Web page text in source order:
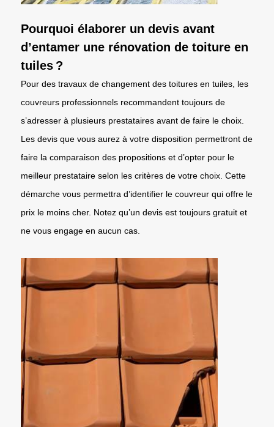
Pourquoi élaborer un devis avant
d’entamer une rénovation de toiture en
tuiles ?
Pour des travaux de changement des toitures en tuiles, les
couvreurs professionnels recommandent toujours de
s’adresser à plusieurs prestataires avant de faire le choix.
Les devis que vous aurez à votre disposition permettront de
faire la comparaison des propositions et d’opter pour le
meilleur prestataire selon les critères de votre choix. Cette
démarche vous permettra d’identifier le couvreur qui offre le
prix le moins cher. Notez qu’un devis est toujours gratuit et
ne vous engage en aucun cas.